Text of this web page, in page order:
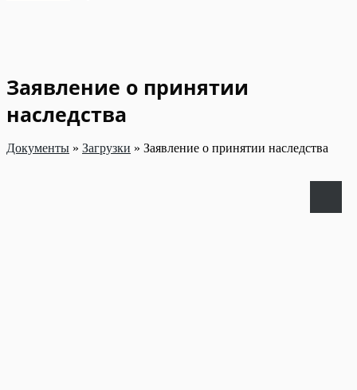
Заявление о принятии
наследства
Документы » Загрузки » Заявление о принятии наследства